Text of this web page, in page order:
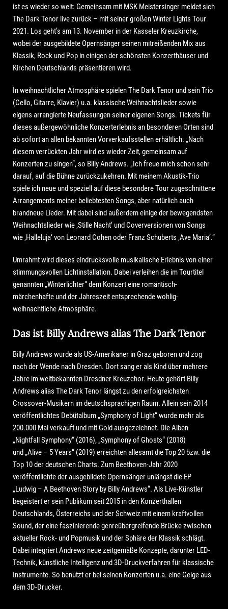
ist es wieder so weit: Gemeinsam mit MSK Meistersinger meldet sich
The Dark Tenor live zurück – mit seiner großen Winter Lights Tour
2021. Los geht’s am 13. November in der Kasseler Kreuzkirche,
wobei der ausgebildete Opernsänger seinen mitreißenden Mix aus
Klassik, Rock und Pop in einigen der schönsten Konzerthäuser und
Kirchen Deutschlands präsentieren wird.
In weihnachtlicher Atmosphäre spielen The Dark Tenor und sein Trio
(Cello, Gitarre, Klavier) u.a. klassische Weihnachtslieder sowie
eigens arrangierte Neufassungen seiner eigenen Songs. Tickets für
dieses außergewöhnliche Konzerterlebnis an besonderen Orten sind
ab sofort an allen bekannten Vorverkaufsstellen erhältlich. „Nach
diesem verrückten Jahr wird es wieder Zeit, gemeinsam auf
Konzerten zu singen“, so Billy Andrews. „Ich freue mich schon sehr
darauf, auf die Bühne zurückzukehren. Mit meinem Akustik-Trio
spiele ich neue und speziell auf diese besondere Tour zugeschnittene
Arrangements meiner beliebtesten Songs, aber natürlich auch
brandneue Lieder. Mit dabei sind außerdem einige der bewegendsten
Weihnachtslieder wie ‚Stille Nacht‘ und Coverversionen von Songs
wie ‚Halleluja‘ von Leonard Cohen oder Franz Schuberts ‚Ave Maria‘.“
Umrahmt wird dieses eindrucksvolle musikalische Erlebnis von einer
stimmungsvollen Lichtinstallation. Dabei verleihen die im Tourtitel
genannten „Winterlichter“ dem Konzert eine romantisch-
märchenhafte und der Jahreszeit entsprechende wohlig-
weihnachtliche Atmosphäre.
Das ist Billy Andrews alias The Dark Tenor
Billy Andrews wurde als US-Amerikaner in Graz geboren und zog
nach der Wende nach Dresden. Dort sang er als Kind über mehrere
Jahre im weltbekannten Dresdner Kreuzchor. Heute gehört Billy
Andrews alias The Dark Tenor längst zu den erfolgreichsten
Crossover-Musikern im deutschsprachigen Raum. Allein sein 2014
veröffentlichtes Debütalbum „Symphony of Light“ wurde mehr als
200.000 Mal verkauft und mit Gold ausgezeichnet. Die Alben
„Nightfall Symphony“ (2016), „Symphony of Ghosts“ (2018)
und „Alive – 5 Years“ (2019) erreichten allesamt die Top 20 bzw. die
Top 10 der deutschen Charts. Zum Beethoven-Jahr 2020
veröffentlichte der ausgebildete Opernsänger unlängst die EP
„Ludwig – A Beethoven Story by Billy Andrews“. Als Live-Künstler
begeistert er sein Publikum seit 2015 in den Konzerthallen
Deutschlands, Österreichs und der Schweiz mit einem kraftvollen
Sound, der eine faszinierende genreübergreifende Brücke zwischen
aktueller Rock- und Popmusik und der Sphäre der Klassik schlägt.
Dabei integriert Andrews neue zeitgemäße Konzepte, darunter LED-
Technik, künstliche Intelligenz und 3D-Druckverfahren für klassische
Instrumente. So benutzt er bei seinen Konzerten u.a. eine Geige aus
dem 3D-Drucker.